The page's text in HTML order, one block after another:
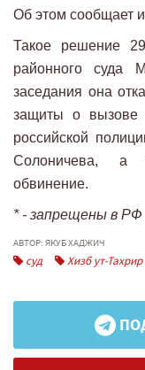
Об этом сообщает
Такое решение
районного суда
заседания она
защиты о вызове
российской
Солоничева, а
обвинение.
* - запрещены в РФ
АВТОР: ЯКУБ ХАДЖИЧ
суд Хизб ут-Тахрир